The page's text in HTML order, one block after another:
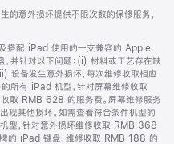
意外损坏提供不限次数的保修服务，
搭配 iPad 使用的一支兼容的 Apple
并针对以下问题：(i) 材料或工艺存在缺
设备发生意外损坏，每次维修收取相应
所有 iPad 机型，针对屏幕维修收取
取 RMB 628 的服务费。屏幕维修服务
现其他损坏。如需查看符合条件机型的
型，针对意外损坏维修收取 RMB 368
的 iPad 键盘，维修收取 RMB 188 的